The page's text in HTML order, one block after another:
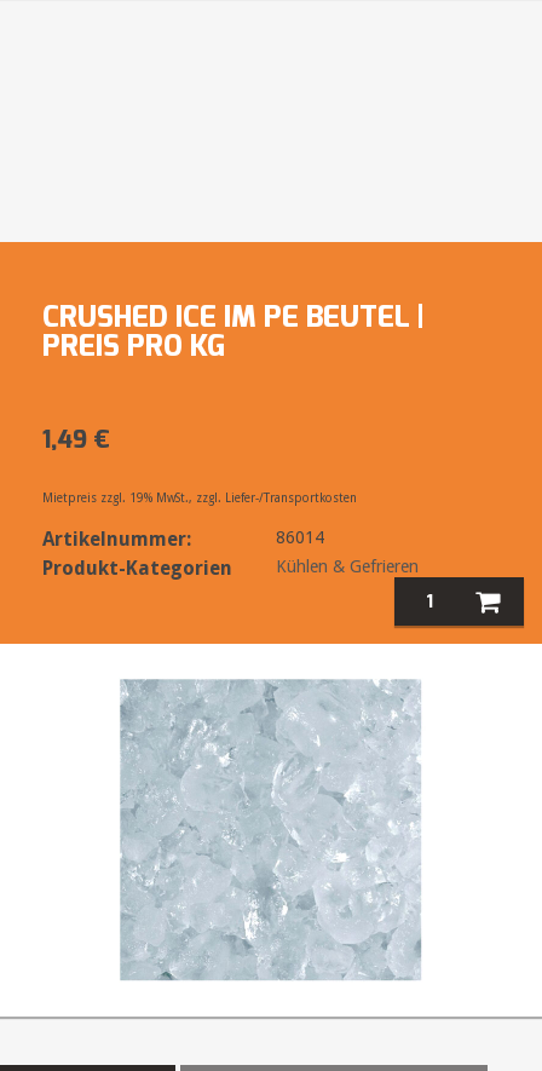
CRUSHED ICE IM PE BEUTEL |
PREIS PRO KG
1,49 €
Mietpreis zzgl. 19% MwSt., zzgl. Liefer-/Transportkosten
Artikelnummer: 86014
Produkt-Kategorien Kühlen & Gefrieren